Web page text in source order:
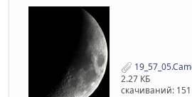
2.27 КБ
скачиваний: 151